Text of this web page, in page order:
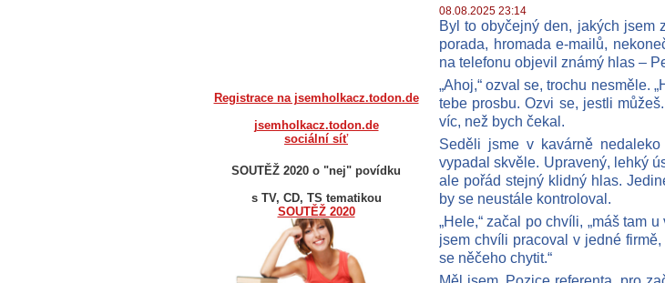
08.08.2025 23:14
Byl to obyčejný den, jakých jsem
porada, hromada e-mailů,
na telefonu objevil známý hlas –
„Ahoj,“ ozval se, trochu nesměle.
tebe prosbu. Ozvi se, jestli
víc, než bych čekal.
Seděli jsme v kavárně
vypadal skvěle. Upravený, lehký
ale pořád stejný klidný hlas.
by se neustále kontroloval.
„Hele,“ začal po chvíli, „máš tam
jsem chvíli pracoval v jedné
se něčeho chytit.“
Registrace na jsemholkacz.todon.de
jsemholkacz.todon.de
sociální síť
SOUTĚŽ 2020 o "nej" povídku
s TV, CD, TS tematikou
SOUTĚŽ 2020